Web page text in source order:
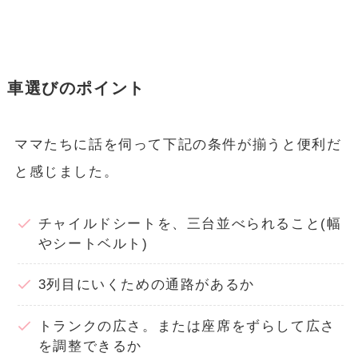
車選びのポイント
ママたちに話を伺って下記の条件が揃うと便利だ
と感じました。
チャイルドシートを、三台並べられること(幅
やシートベルト)
3列目にいくための通路があるか
トランクの広さ。または座席をずらして広さ
を調整できるか